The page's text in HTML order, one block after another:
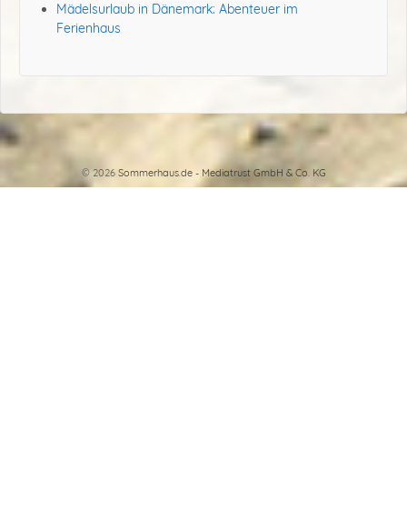
Mädelsurlaub in Dänemark: Abenteuer im
Ferienhaus
© 2026Sommerhaus.de - Mediatrust GmbH & Co. KG